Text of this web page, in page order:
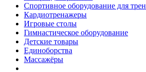
Спортивное оборудование для
Кардиотренажеры
Игровые столы
Гимнастическое оборудование
Детские товары
Единоборства
Массажёры